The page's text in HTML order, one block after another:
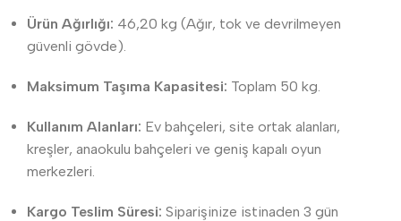
Ürün Ağırlığı: 46,20 kg (Ağır, tok ve devrilmeyen
güvenli gövde).
Maksimum Taşıma Kapasitesi: Toplam 50 kg.
Kullanım Alanları: Ev bahçeleri, site ortak alanları,
kreşler, anaokulu bahçeleri ve geniş kapalı oyun
merkezleri.
Kargo Teslim Süresi: Siparişinize istinaden 3 gün